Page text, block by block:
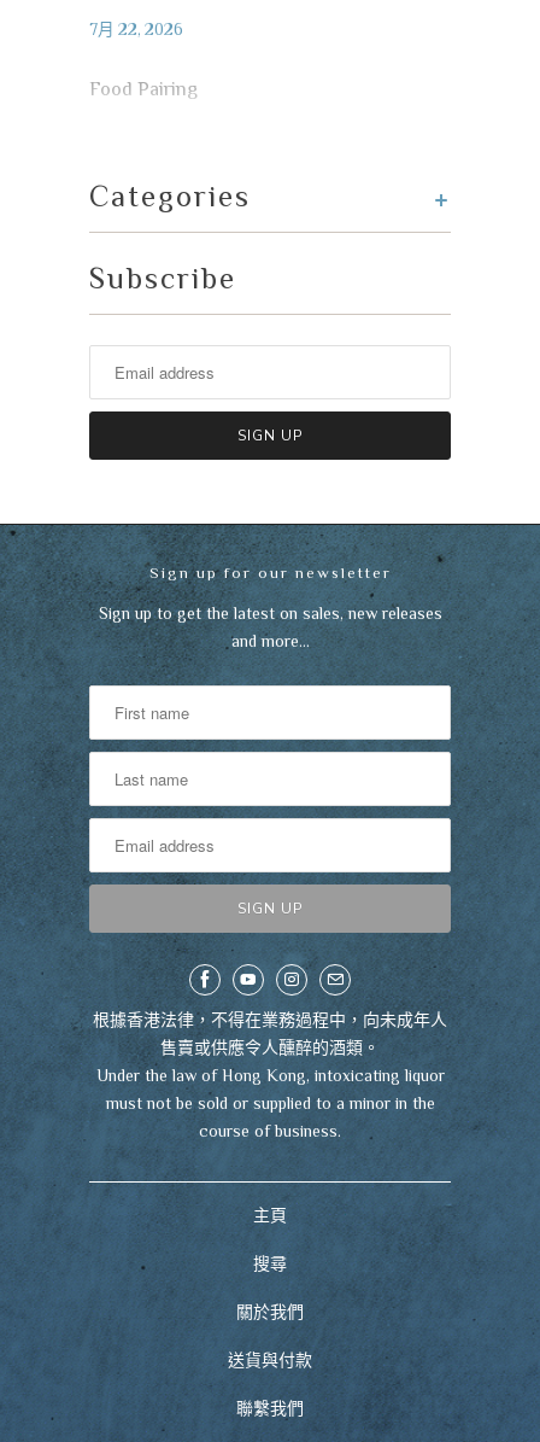
7月 22, 2026
Food Pairing
+
Categories
Subscribe
Sign up for our newsletter
Sign up to get the latest on sales, new releases
and more…
根據香港法律，不得在業務過程中，向未成年人
售賣或供應令人醺醉的酒類。
Under the law of Hong Kong, intoxicating liquor
must not be sold or supplied to a minor in the
course of business.
主頁
搜尋
關於我們
送貨與付款
聯繫我們